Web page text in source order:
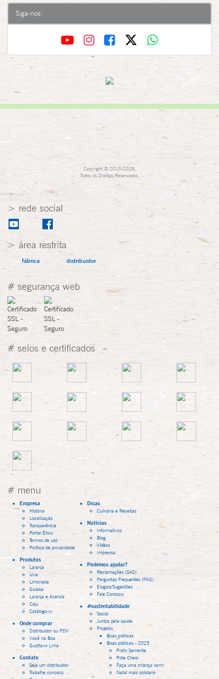
Siga-nos:
Copyright © 2015-2026,
Todos os Direitos Reservados.
> rede social
> área restrita
fábrica distribuidor
# segurança web
# selos e certificados
# menu
Empresa
História
Localização
Transparência
Portal Ético
Termos de uso
Política de privacidade
Produtos
Laranja
Uva
Limonada
Goiaba
Laranja e Acerola
Caju
Catálogo-vr
Onde comprar
Distribuidor ou PDV
Você na Boa
Gusttavo Lima
Contato
Seja um distribuidor
Trabalhe conosco
Dicas
Culinária e Receitas
Notícias
Informativos
Blog
Vídeos
Imprensa
Podemos ajudar?
Reclamações (SAC)
Perguntas Frequentes (FAQ)
Elogios/Sugestões
Fale Conosco
#sustentabilidade
Social
Juntos pela saúde
Projetos
Boas práticas
Boas práticas - 2023
Prat's Semente
Pote Cheio
Faça uma criança sorrir
Natal mais solidario